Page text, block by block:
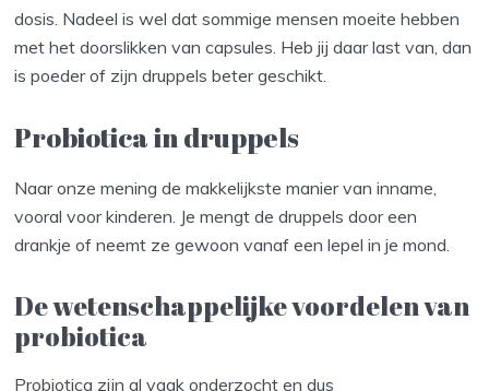
dosis. Nadeel is wel dat sommige mensen moeite hebben
met het doorslikken van capsules. Heb jij daar last van, dan
is poeder of zijn druppels beter geschikt.
Probiotica in druppels
Naar onze mening de makkelijkste manier van inname,
vooral voor kinderen. Je mengt de druppels door een
drankje of neemt ze gewoon vanaf een lepel in je mond.
De wetenschappelijke voordelen van
probiotica
Probiotica zijn al vaak onderzocht en dus